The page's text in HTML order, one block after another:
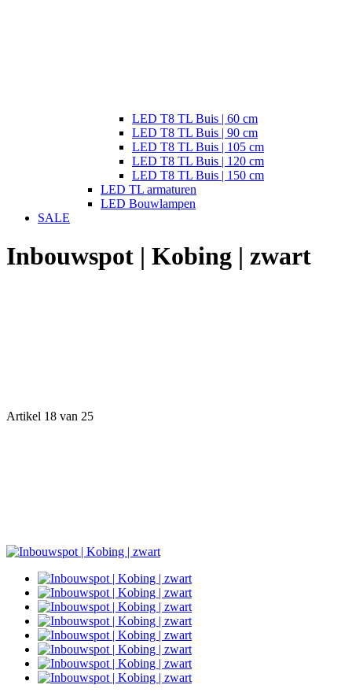
LED T8 TL Buis | 60 cm
LED T8 TL Buis | 90 cm
LED T8 TL Buis | 105 cm
LED T8 TL Buis | 120 cm
LED T8 TL Buis | 150 cm
LED TL armaturen
LED Bouwlampen
SALE
Inbouwspot | Kobing | zwart
Artikel 18 van 25